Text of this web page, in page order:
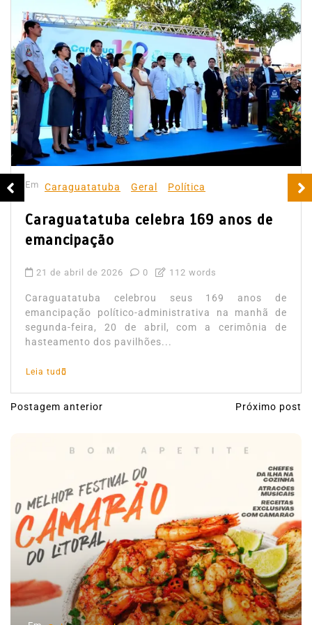
Em Caraguatatuba Geral Política
Caraguatatuba celebra 169 anos de
emancipação
21 de abril de 2026 0 112 words
Caraguatatuba celebrou seus 169 anos de
emancipação político-administrativa na manhã de
segunda-feira, 20 de abril, com a cerimônia de
hasteamento dos pavilhões...
Leia tudo
N
g
a
ç
o
d
Postagem anterior Próximo post